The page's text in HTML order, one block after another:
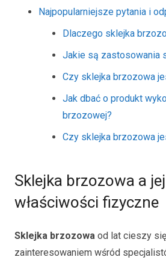
Najpopularniejsze pytania i
Dlaczego sklejka
Jakie są zastosowania
Czy sklejka brzozowa
Jak dbać o produkt
brzozowej?
Czy sklejka brzozowa
Sklejka brzozowa a
właściwości fizyczne
Sklejka brzozowa od lat cieszy
zainteresowaniem wśród